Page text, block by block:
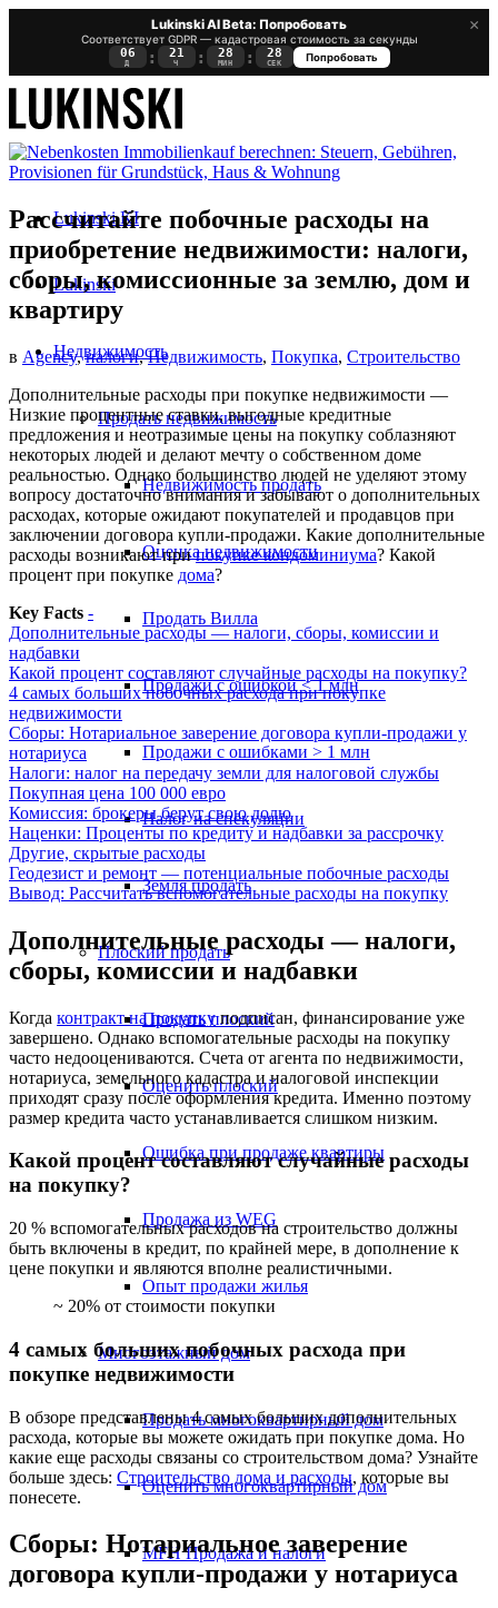
×
Lukinski AI Beta: Попробовать
Соответствует GDPR — кадастровая стоимость за секунды
06
Д : 21
Ч : 28
МИН : 28
СЕК
Попробовать
Lukinski KI
Lukinski
Недвижимость
Продать недвижимость
Недвижимость продать
Оценка недвижимости
Продать Вилла
Продажи с ошибкой < 1 млн
Продажи с ошибками > 1 млн
Налог на спекуляции
Земля продать
Плоскийпродать
Продать плоский
Оценить плоский
Ошибка при продаже квартиры
Продажа из WEG
Опыт продажи жилья
Многоэтажный дом
Продать многоквартирный дом
Оценить многоквартирный дом
MFH Продажа и налоги
Рассчитайте побочные расходы на
приобретение недвижимости: налоги,
сборы, комиссионные за землю, дом и
квартиру
в Agency,налоги,Недвижимость, Покупка, Строительство
Дополнительные расходы при покупке недвижимости —
Низкие процентные ставки, выгодные кредитные
предложения и неотразимые цены на покупку соблазняют
некоторых людей и делают мечту о собственном доме
реальностью. Однако большинство людей не уделяют этому
вопросу достаточно внимания и забывают о дополнительных
расходах, которые ожидают покупателей и продавцов при
заключении договора купли-продажи. Какие дополнительные
расходы возникают припокупке кондоминиума? Какой
процент при покупке дома?
Key Facts -
Дополнительные расходы — налоги, сборы, комиссии и
надбавки
Какой процент составляют случайные расходы на покупку?
4 самых больших побочных расхода при покупке
недвижимости
Сборы: Нотариальное заверение договора купли-продажи у
нотариуса
Налоги: налог на передачу земли для налоговой службы
Покупная цена 100 000 евро
Комиссия: брокеры берут свою долю
Наценки: Проценты по кредиту и надбавки за рассрочку
Другие, скрытые расходы
Геодезист и ремонт — потенциальные побочные расходы
Вывод: Рассчитать вспомогательные расходы на покупку
Дополнительные расходы — налоги,
сборы, комиссии и надбавки
Когда контракт на покупкуподписан, финансирование уже
завершено. Однако вспомогательные расходы на покупку
часто недооцениваются. Счета от агента по недвижимости,
нотариуса, земельного кадастра и налоговой инспекции
приходят сразу после оформления кредита. Именно поэтому
размер кредита часто устанавливается слишком низким.
Какой процент составляют случайные расходы
на покупку?
20 % вспомогательных расходов на строительство должны
быть включены в кредит, по крайней мере, в дополнение к
цене покупки и являются вполне реалистичными.
~ 20% от стоимости покупки
4 самых больших побочных расхода при
покупке недвижимости
В обзоре представлены 4 самых больших дополнительных
расхода, которые вы можете ожидать при покупке дома. Но
какие еще расходы связаны со строительством дома? Узнайте
больше здесь: Строительство дома и расходы, которые вы
понесете.
Сборы: Нотариальное заверение
договора купли-продажи у нотариуса